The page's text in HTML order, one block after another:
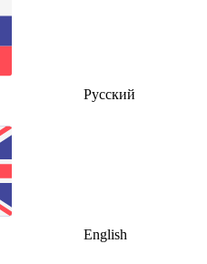
Русский
English